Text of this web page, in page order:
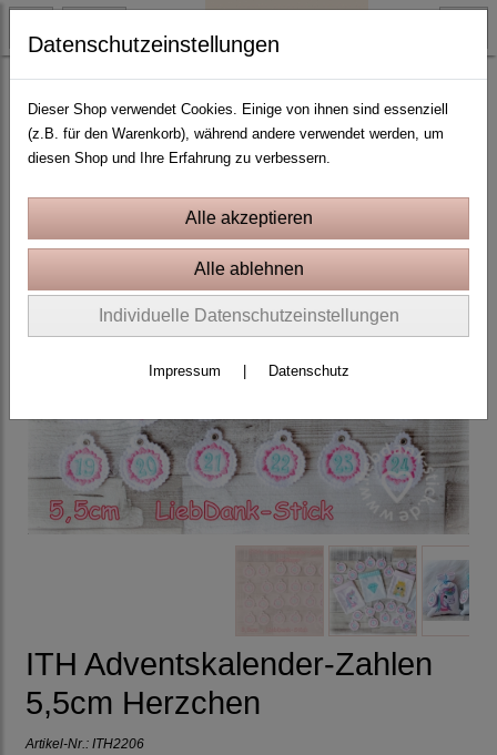
ITH Stickprojekte In the Hoop
ITH Adventskalender-Zahlen
5,5cm Herzchen
Artikel-Nr.: ITH2206
Datenschutzeinstellungen
Dieser Shop verwendet Cookies. Einige von ihnen sind essenziell
(z.B. für den Warenkorb), während andere verwendet werden, um
diesen Shop und Ihre Erfahrung zu verbessern.
Individuelle Datenschutzeinstellungen
Impressum Datenschutz